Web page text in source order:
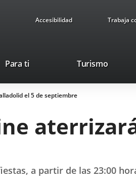
Accesibilidad Trabaja
Para ti TurismoEste
se
el 5 de septiembre
a partir de las 23:00